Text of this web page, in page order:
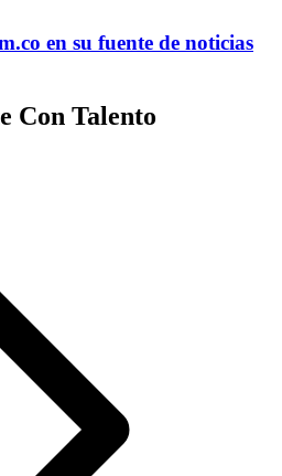
en su fuente de noticias
Con Talento